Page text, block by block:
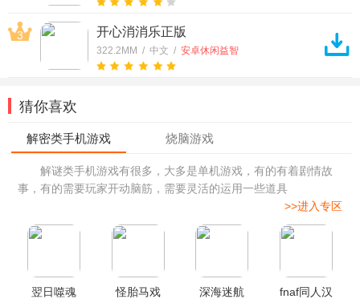
3 开心消消乐正版
322.2MM / 中文 / 安卓休闲益智
猜你喜欢
解谜类手机游戏有很多，大多是单机游戏，有的有着剧情故
事，有的需要玩家开动脑筋，需要灵活的运用一些道具
>>进入专区
翌日噬魂
怪胎马戏
深海迷航
fnaf同人汉